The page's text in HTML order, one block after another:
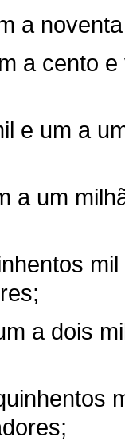
a
a cento
e um a
a um
a dois